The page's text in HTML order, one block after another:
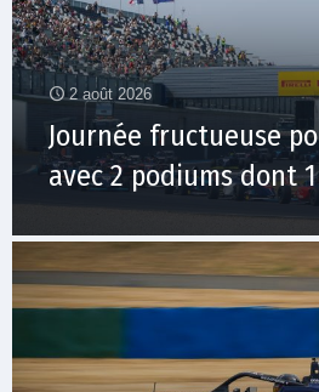
2 août 2026
Journée fructueuse
avec 2 podiums dont